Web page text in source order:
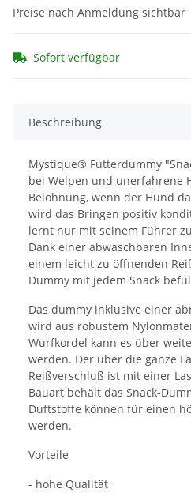
Preise nach Anmeldung sichtbar
Sofort verfügbar
Beschreibung
Mystique® Futterdummy
bei Welpen und unerfahrene
Belohnung, wenn der Hund
wird das Bringen positiv
lernt nur mit seinem Führer
Dank einer abwaschbaren
einem leicht zu öffnenden
Dummy mit jedem Snack
Das dummy inklusive einer
wird aus robustem
Wurfkordel kann es über
werden. Der über die ganze
Reißverschluß ist mit einer
Bauart behält das Snack-
Duftstoffe können für einen
werden.
Vorteile
- hohe Qualität